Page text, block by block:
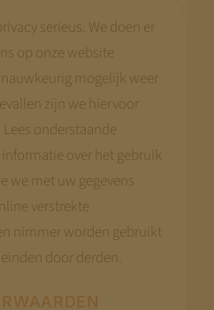
serieus. We doen er
op onze website
mogelijk weer
zijn we hiervoor
onderstaande
over het gebruik
we met uw gegevens
verstrekte
nimmer worden gebruikt
door derden.